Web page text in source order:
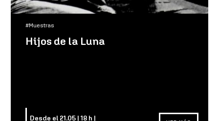
#Muestras
Hijos de la Luna
Desde el 21.05 | 18 h |